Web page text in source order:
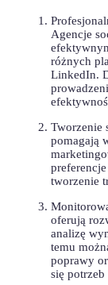
Agencje⁤
różnych
⁣LinkedIn.
Tworzenie
pomagają
tworzenie
oferują
analizę
temu
‍poprawy
się